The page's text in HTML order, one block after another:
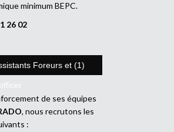
minimum BEPC.
26 02
Foreurs et (1)
de ses équipes
, nous recrutons les
: